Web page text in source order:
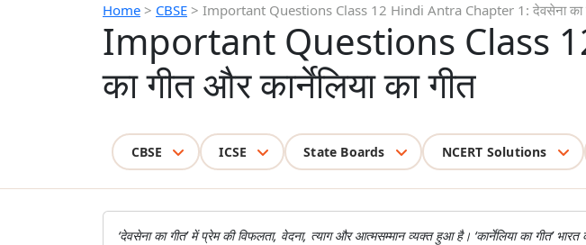
Home > CBSE > Important Questions Class 12 Hindi Antra Chapter 1: देवसेना का
Important Questions Class
का गीत और कार्नेलिया का गीत
CBSE ICSE State Boards NCERT Solutions
‘देवसेना का गीत’ में प्रेम की विफलता, वेदना, त्याग और आत्मसम्मान व्यक्त हुआ है। ‘कार्नेलिया का गीत’